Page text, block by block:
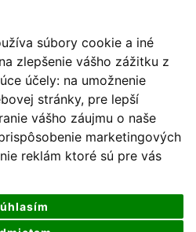
súbory cookie a iné
zlepšenie vášho zážitku z
účely: na umožnenie
stránky, pre lepší
vášho záujmu o naše
marketingových
reklám ktoré sú pre vás
kamenov